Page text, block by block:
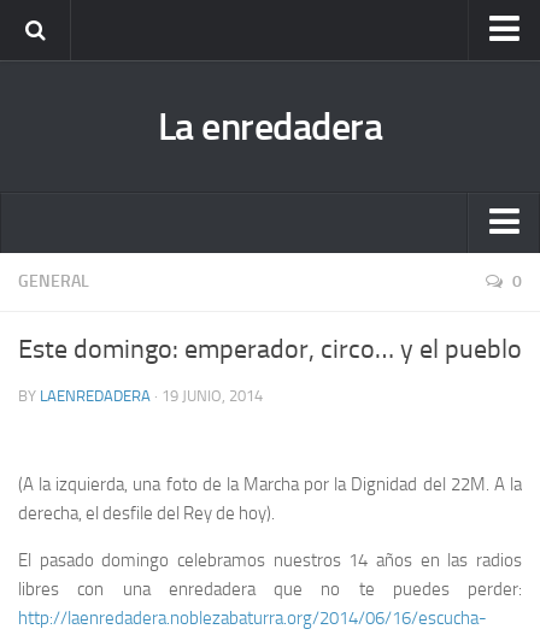
Fanzine Dibuja la Radio. Descárgatelo y ¡disfruta!
La enredadera
Escucha todas las enredaderas cuando quieras (podcast)
Antigua bitácora de La enredadera
Nuestra biblioteca hermana
GENERAL 0
Este domingo: emperador, circo… y el pueblo
BY LAENREDADERA · 19 JUNIO, 2014
(A la izquierda, una foto de la Marcha por la Dignidad del 22M. A la
derecha, el desfile del Rey de hoy).
El pasado domingo celebramos nuestros 14 años en las radios
libres con una enredadera que no te puedes perder:
http://laenredadera.noblezabaturra.org/2014/06/16/escucha-